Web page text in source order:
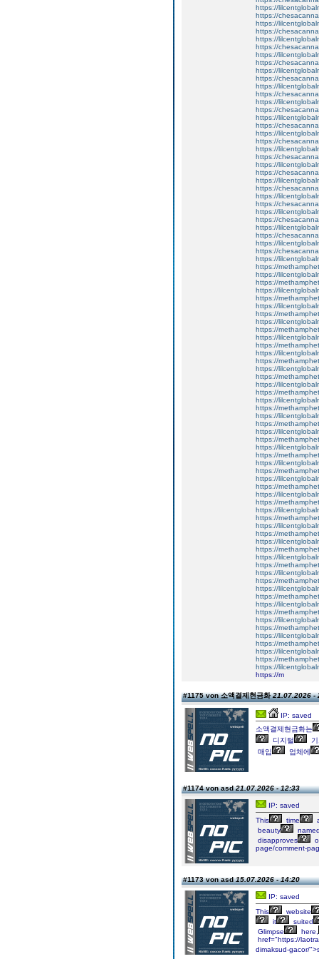
https://
https://
https://
https://
https://
https://
https://
https://
https://
https://
https://
https://
https://
https://
https://
https://
https://
https://
https://
https://
https://
https://
https://
https://
https://
https://
https://
https://
https://
https://
https://
https://
https://
https://
https://
https://
https://
https://
https://
https://
https://
https://
https://
https://
https://
https://
https://
https://
https://
https://
https://
https://
https://
https://
https://
https://
https://
https://
https://
https://
https://
https://
https://
https://
https://
https://
https://
https://
https://
https://
https://
https://
https://
https://
https://
https://
https://
https://
https://
https://
https://
https://
https://
https://
https://
https://m
#1175 von 소액결제현금화21.07.2026 -
IP: saved
소액결제현금화는
디지털
매입
업체에
#1174 von asd21.07.2026 - 12:33
IP: saved
This
time
beauty
disapproves
page/comment-
#1173 von asd15.07.2026 - 14:20
IP: saved
This
website
it
suited
Glimpse
here,
href="https://
dimaksud-gacor/